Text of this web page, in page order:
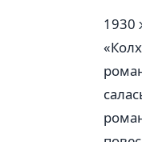
1930